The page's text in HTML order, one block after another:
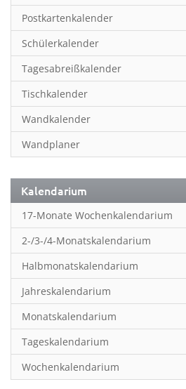
Hobby & Basteln
Humor & Cartoon
Inpiration & Entspannung
Inspiration & Entspannung
Inspiration & Spiritualität
Kinderkalender
Kunst
Länder & Städte
Landschaft & Natur
Lifestyle
Literatur
Manga & Animé
Neutrale Kalender
Partner- & Wandplaner
Planung & Organisation
Postkartenkalender
Schülerkalender
Tagesabreißkalender
Tischkalender
Wandkalender
Wandplaner
Kalendarium
17-Monate Wochenkalendarium
2-/3-/4-Monatskalendarium
Halbmonatskalendarium
Jahreskalendarium
Monatskalendarium
Tageskalendarium
Wochenkalendarium